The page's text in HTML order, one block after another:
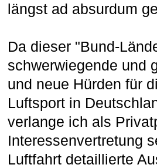
längst ad absurdum
Da dieser "Bund-
schwerwiegende und
und neue Hürden für
Luftsport in
verlange ich als
Interessenvertretung
Luftfahrt detaillierte